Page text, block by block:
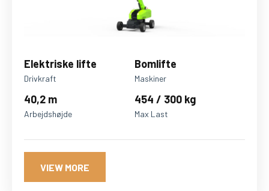
Elektriske lifte
Drivkraft
Bomlifte
Maskiner
40,2 m
Arbejdshøjde
454 / 300 kg
Max Last
VIEW MORE